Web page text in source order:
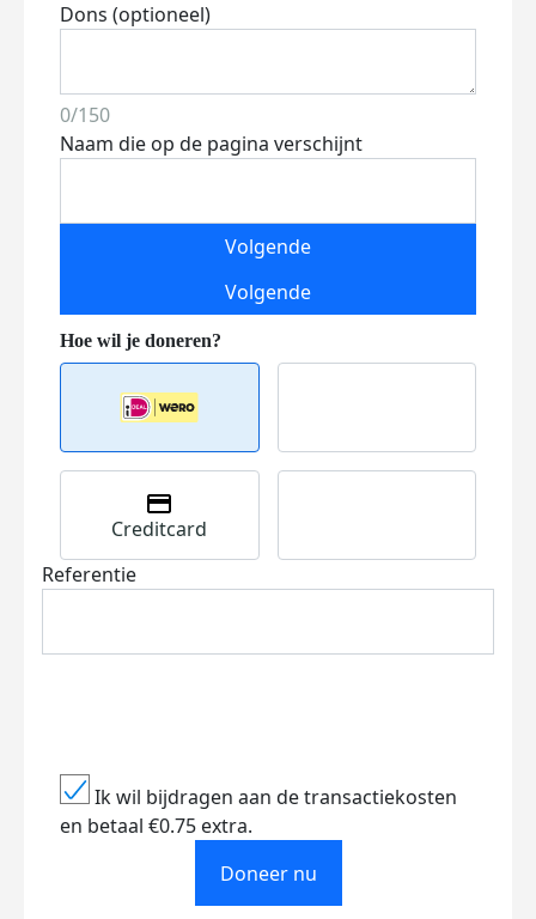
Dons (optioneel)
0/150
Naam die op de pagina verschijnt
Volgende
Volgende
Creditcard
Referentie
Ik wil bijdragen aan de transactiekosten
en betaal €0.75 extra.
Doneer nu